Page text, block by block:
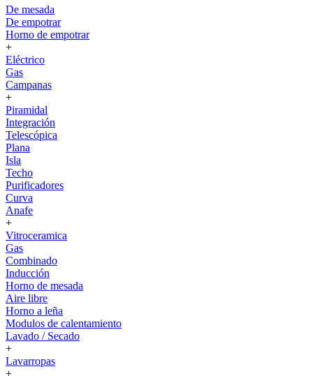
De mesada
De empotrar
Horno de empotrar
+
Eléctrico
Gas
Campanas
+
Piramidal
Integración
Telescópica
Plana
Isla
Techo
Purificadores
Curva
Anafe
+
Vitroceramica
Gas
Combinado
Inducción
Horno de mesada
Aire libre
Horno a leña
Modulos de calentamiento
Lavado / Secado
+
Lavarropas
+